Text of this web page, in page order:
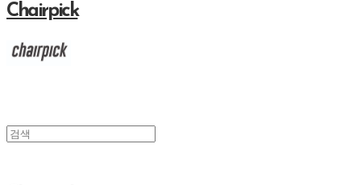
Chairpick